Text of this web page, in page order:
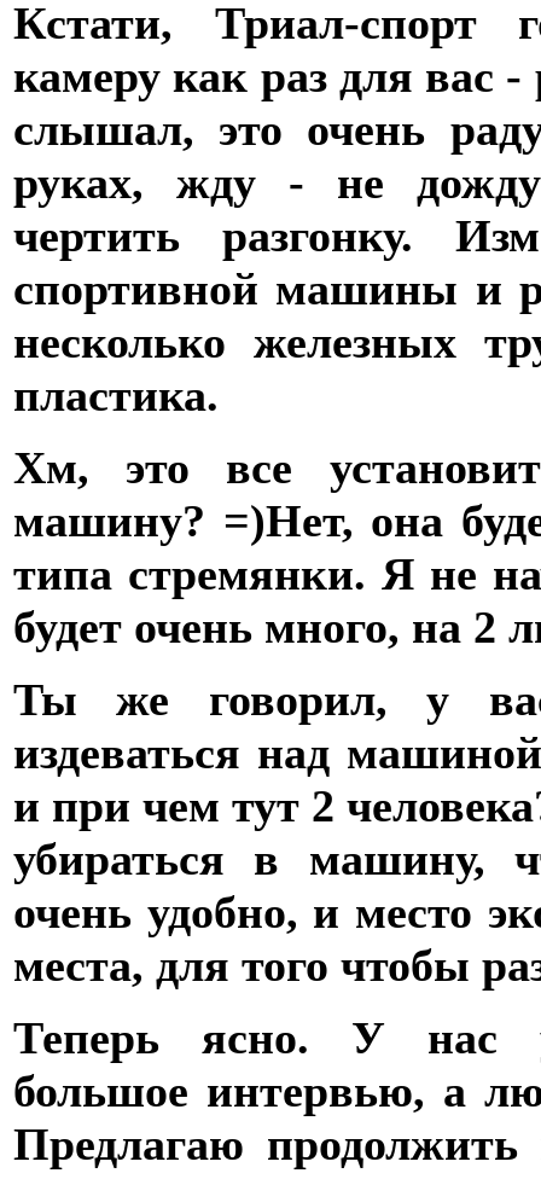
Кстати, Триал-спорт
камеру как раз для вас
слышал, это очень
руках, жду - не
чертить разгонку.
спортивной машины и
несколько железных
пластика.
Хм, это все
машину? =)Нет, она
типа стремянки. Я не
будет очень много, на
Ты же говорил, у вас
издеваться над
и при чем тут 2
убираться в машину,
очень удобно, и место
места, для того чтобы
Теперь ясно. У нас
большое интервью, а
Предлагаю